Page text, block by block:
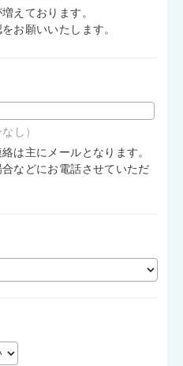
えております。
お願いいたします。
し）
は主にメールとなります。
などにお電話させていただ